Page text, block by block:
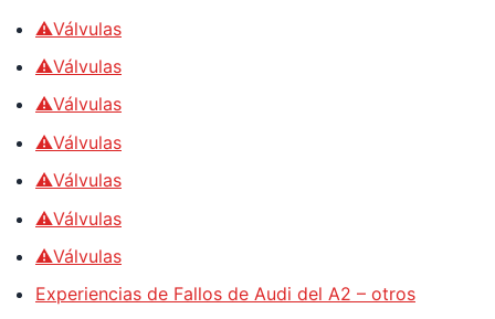
⚠️Válvulas
⚠️Válvulas
⚠️Válvulas
⚠️Válvulas
⚠️Válvulas
⚠️Válvulas
⚠️Válvulas
Experiencias de Fallos de Audi del A2 – otros